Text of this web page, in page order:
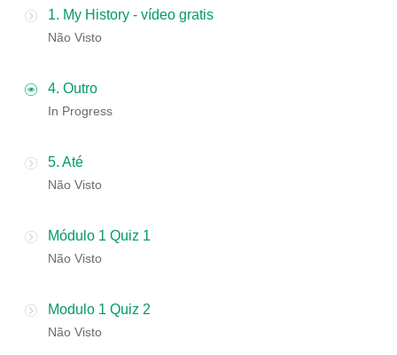
1. My History - vídeo gratis
Não Visto
4. Outro
In Progress
5. Até
Não Visto
Módulo 1 Quiz 1
Não Visto
Modulo 1 Quiz 2
Não Visto